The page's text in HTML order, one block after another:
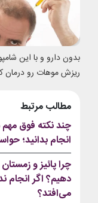
بدون دارو و با این
ریزش موهات رو درمان
مطالب مرتبط
چند نکته فوق مهم
انجام بدانید؛
چرا پائیز و
دهیم؟ اگر انجام
می‌افتد؟